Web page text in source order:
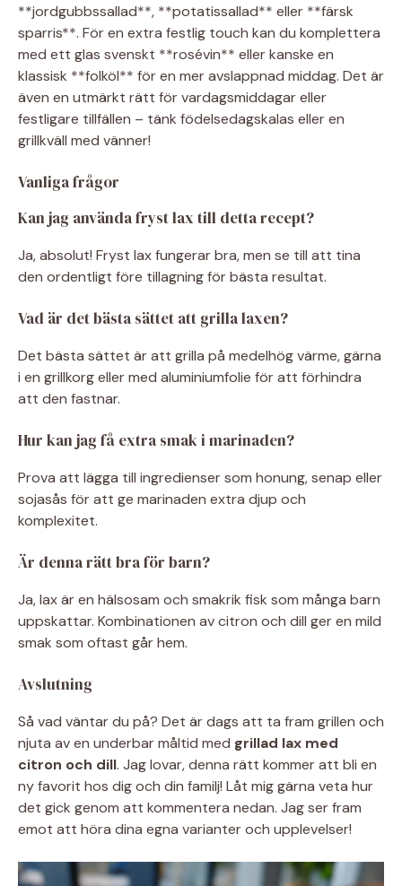
**jordgubbssallad**, **potatissallad** eller **färsk
sparris**. För en extra festlig touch kan du komplettera
med ett glas svenskt **rosévin** eller kanske en
klassisk **folköl** för en mer avslappnad middag. Det är
även en utmärkt rätt för vardagsmiddagar eller
festligare tillfällen – tänk födelsedagskalas eller en
grillkväll med vänner!
Vanliga frågor
Kan jag använda fryst lax till detta recept?
Ja, absolut! Fryst lax fungerar bra, men se till att tina
den ordentligt före tillagning för bästa resultat.
Vad är det bästa sättet att grilla laxen?
Det bästa sättet är att grilla på medelhög värme, gärna
i en grillkorg eller med aluminiumfolie för att förhindra
att den fastnar.
Hur kan jag få extra smak i marinaden?
Prova att lägga till ingredienser som honung, senap eller
sojasås för att ge marinaden extra djup och
komplexitet.
Är denna rätt bra för barn?
Ja, lax är en hälsosam och smakrik fisk som många barn
uppskattar. Kombinationen av citron och dill ger en mild
smak som oftast går hem.
Avslutning
Så vad väntar du på? Det är dags att ta fram grillen och
njuta av en underbar måltid med grillad lax med
citron och dill. Jag lovar, denna rätt kommer att bli en
ny favorit hos dig och din familj! Låt mig gärna veta hur
det gick genom att kommentera nedan. Jag ser fram
emot att höra dina egna varianter och upplevelser!